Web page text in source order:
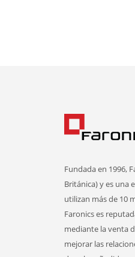
Fundada en 1996,
Británica) y es una
utilizan más de 10
Faronics es
mediante la venta
mejorar las